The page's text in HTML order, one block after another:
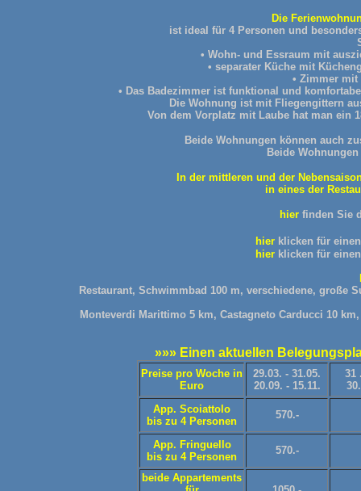
Die
ist ideal für 4 Personen und
• Wohn- und Essraum mit
• separater Küche mit
• Zimmer mit
• Das Badezimmer ist funktional und
Die Wohnung ist mit Fliegengittern
Von dem Vorplatz mit Laube hat man ein
Beide Wohnungen können auch
Beide
In der mittleren und der
in eines der
hier finden Sie
hier klicken für
hier klicken für
Restaurant, Schwimmbad 100 m, verschiedene, große
Monteverdi Marittimo 5 km, Castagneto Carducci 10
»»» Einen aktuellen
Preise pro Woche in
Euro
29.03. - 31.05.
20.09. - 15.11.
31
App. Scoiattolo
bis zu 4 Personen
570.-
App. Fringuello
bis zu 4 Personen
570.-
beide Appartements